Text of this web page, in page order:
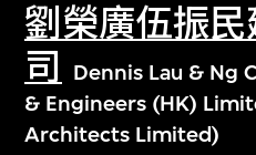
劉榮廣伍振
司
Dennis Lau & Ng
& Engineers (HK)
Architects Limited)